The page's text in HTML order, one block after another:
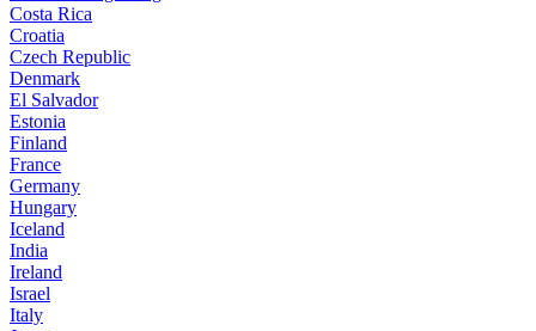
Costa Rica
Croatia
Czech Republic
Denmark
El Salvador
Estonia
Finland
France
Germany
Hungary
Iceland
India
Ireland
Israel
Italy